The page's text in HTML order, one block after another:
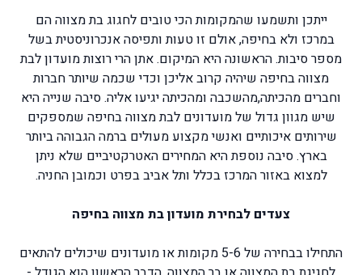
ייתכן ותשמעו שהמקומות הכי טובים לחגוג בת מצווה הם
במרכז ולא בחיפה, אולם זו טעות ותפיסה אנכרוניסטית בשל
מספר סיבות. הראשונה היא המיקום. אתן הרי רוצות מועדון לבת
מצווה בחיפה שיהיה קרוב אליכן וכדי שכמה שיותר חברות
וחברים מהכיתה,מהשכבה ומהכיתה יגיעו אליה. סיבה שנייה היא
שיש מגוון גדול של מועדונים לבת מצווה בחיפה שמספקים
שירותים איכותיים ואנשי מקצוע מעולים ברמה הגבוהה ביותר
בארץ. סיבה נוספת היא המחירים האטרקטיביים שלא ניתן
למצוא באזור המרכז בכלל ותל אביב בפרט וכמובן החניה.
צעדים לבחירת מועדון בת מצווה בחיפה
התחילו בבחירה של 5-6 מקומות או מועדונים שיכולים להתאים